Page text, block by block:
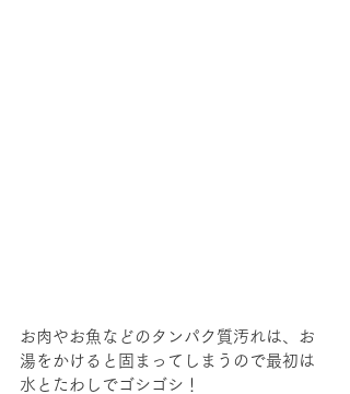
お肉やお魚などのタンパク質汚れは、お
湯をかけると固まってしまうので最初は
水とたわしでゴシゴシ！